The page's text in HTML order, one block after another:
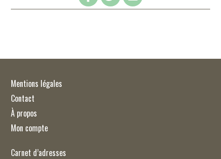
Mentions légales
Contact
À propos
Mon compte
Carnet d’adresses